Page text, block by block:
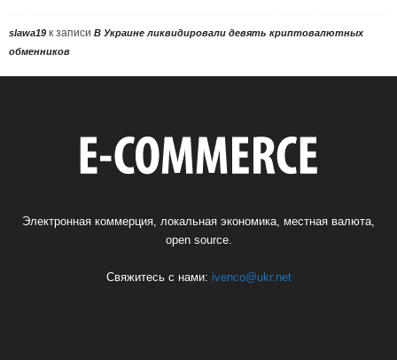
slawa19 к записи В Украине ликвидировали девять криптовалютных
обменников
Электронная коммерция, локальная экономика, местная валюта,
open source.
Свяжитесь с нами: ivenco@ukr.net